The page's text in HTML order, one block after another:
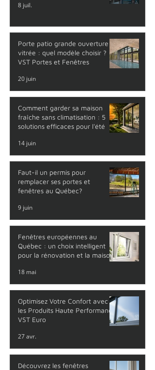
8 juil.
Porte patio grande ouverture
vitrée : quel modèle choisir ?
VST Portes et Fenêtres
20 juin
Comment garder sa maison
fraîche sans climatisation : 5
solutions efficaces pour l'été
14 juin
Faut-il un permis pour
remplacer ses portes et
fenêtres au Québec?
9 juin
Fenêtres européennes au
Québec : un choix intelligent
pour la rénovation et la maison
18 mai
Optimisez Votre Confort avec
les Produits Haute Performance
VST Euro
27 avr.
Découvrez les fenêtres